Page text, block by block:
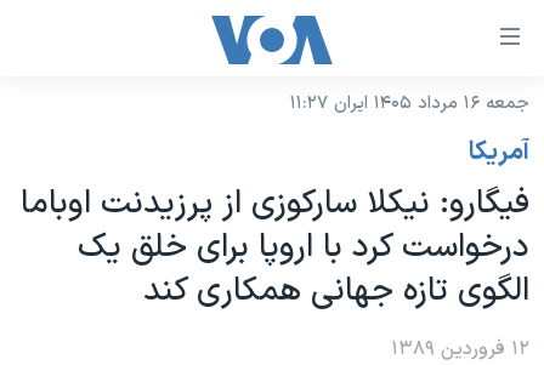
لینکهای
دسترسی
جهش
محتوای
اصلی
جهش
به
صفحه
نسخه سبک وب‌سایت
موضوع ها
ایران
آمریکا
جهان
برنامه های تلویزیونی
جدول برنامه ها
صفحه‌های ویژه
جمعه ۱۶ مرداد ۱۴۰۵ ایران ۱۱:۲۷
آمريکا
فيگارو: نيکلا سارکوزی از پرزيدنت اوباما
درخواست کرد با اروپا برای خلق یک
الگوی تازه جهانی همکاری کند
۱۲ فروردین ۱۳۸۹